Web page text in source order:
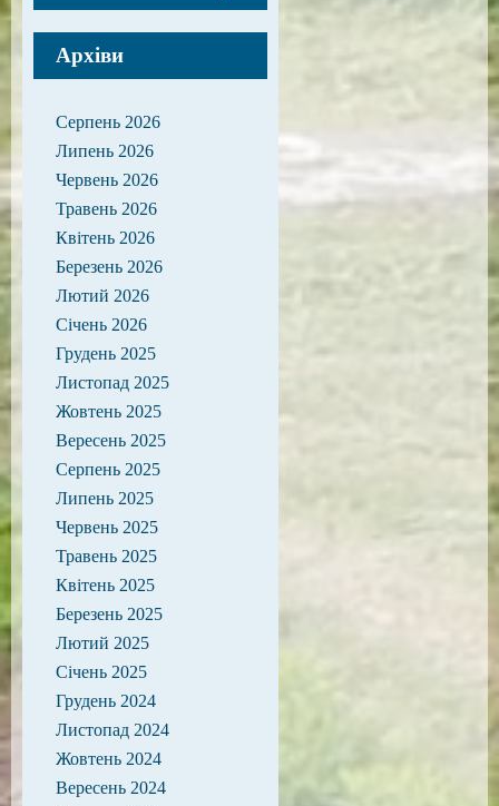
Архіви
Серпень 2026
Липень 2026
Червень 2026
Травень 2026
Квітень 2026
Березень 2026
Лютий 2026
Січень 2026
Грудень 2025
Листопад 2025
Жовтень 2025
Вересень 2025
Серпень 2025
Липень 2025
Червень 2025
Травень 2025
Квітень 2025
Березень 2025
Лютий 2025
Січень 2025
Грудень 2024
Листопад 2024
Жовтень 2024
Вересень 2024